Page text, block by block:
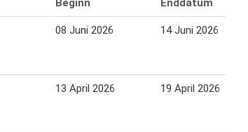
08 Juni 2026 14 Juni 2026
13 April 2026 19 April 2026